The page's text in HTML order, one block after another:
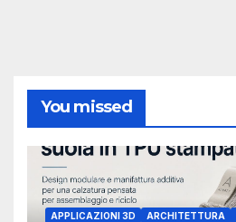
You missed
APPLICAZIONI 3D ARCHITETTURA